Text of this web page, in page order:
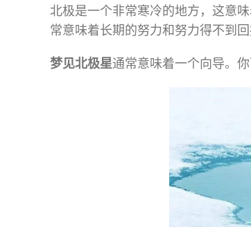
北极是一个非常寒冷的地方，这意
常意味着长期的努力和努力得不到回
梦见北极星通常意味着一个向导。